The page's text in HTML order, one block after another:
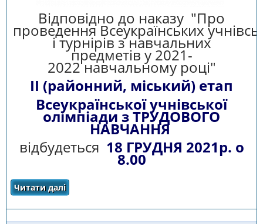
Відповідно до наказу "Про
проведення Всеукраїнських
і турнірів з навчальних
предметів у 2021-
2022 навчальному році"
ІІ (районний, міський) етап
Всеукраїнської учнівської
олімпіади з ТРУДОВОГО
НАВЧАННЯ
відбудеться 18 ГРУДНЯ 2021р. о
8.00
Читати далі